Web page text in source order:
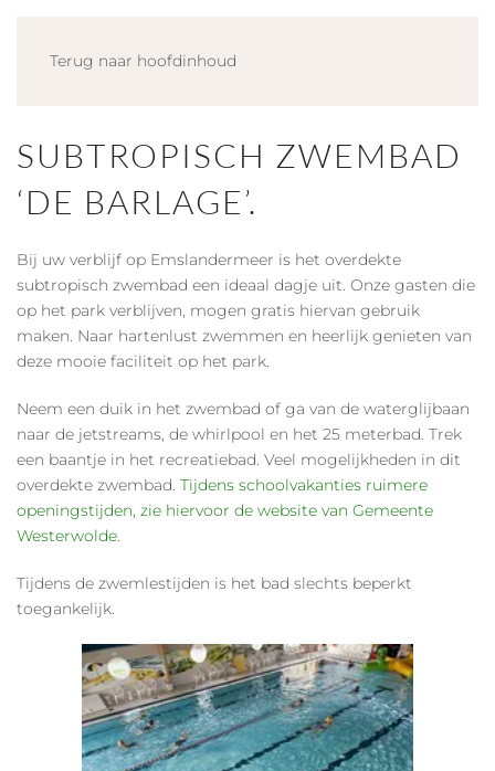
Terug naar hoofdinhoud
SUBTROPISCH ZWEMBAD
‘DE BARLAGE’.
Bij uw verblijf op Emslandermeer is het overdekte
subtropisch zwembad een ideaal dagje uit. Onze gasten die
op het park verblijven, mogen gratis hiervan gebruik
maken. Naar hartenlust zwemmen en heerlijk genieten van
deze mooie faciliteit op het park.
Neem een duik in het zwembad of ga van de waterglijbaan
naar de jetstreams, de whirlpool en het 25 meterbad. Trek
een baantje in het recreatiebad. Veel mogelijkheden in dit
overdekte zwembad. Tijdens schoolvakanties ruimere
openingstijden, zie hiervoor de website van Gemeente
Westerwolde.
Tijdens de zwemlestijden is het bad slechts beperkt
toegankelijk.